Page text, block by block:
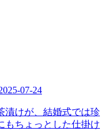
07-24
漬けが、結婚式では珍
もちょっとした仕掛け